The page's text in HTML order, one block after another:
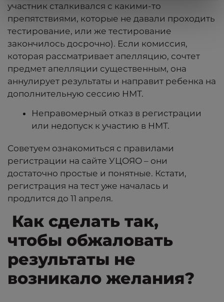
участник сталкивался с какими-то
препятствиями, которые не давали проходить
тестирование, или же тестирование
закончилось досрочно). Если комиссия,
которая рассматривает апелляцию, сочтет
предмет апелляции существенным, она
аннулирует результаты и направит ребенка на
дополнительную сессию НМТ.
Неправомерный отказ в регистрации
или недопуск к участию в НМТ.
Советуем ознакомиться с правилами
регистрации на сайте УЦОЯО – они
достаточно простые и понятные. Кстати,
регистрация на тест уже началась и
продлится до 11 апреля.
Как сделать так,
чтобы обжаловать
результаты не
возникало желания?